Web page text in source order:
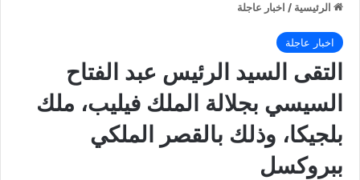
الرئيسية / اخبار عاجلة
اخبار عاجلة
التقى السيد الرئيس عبد الفتاح
السيسي بجلالة الملك فيليب، ملك
بلجيكا، وذلك بالقصر الملكي
ببروكسل